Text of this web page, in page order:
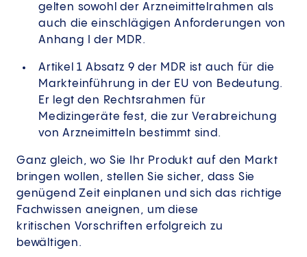
gelten sowohl der Arzneimittelrahmen als
auch die einschlägigen Anforderungen von
Anhang I der MDR.
Artikel 1 Absatz 9 der MDR ist auch für die
Markteinführung in der EU von Bedeutung.
Er legt den Rechtsrahmen für
Medizingeräte fest, die zur Verabreichung
von Arzneimitteln bestimmt sind.
Ganz gleich, wo Sie Ihr Produkt auf den Markt
bringen wollen, stellen Sie sicher, dass Sie
genügend Zeit einplanen und sich das richtige
Fachwissen aneignen, um diese
kritischen Vorschriften erfolgreich zu
bewältigen.